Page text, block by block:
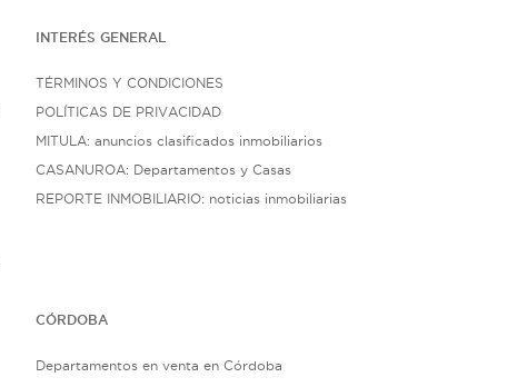
INTERÉS GENERAL
TÉRMINOS Y CONDICIONES
POLÍTICAS DE PRIVACIDAD
MITULA: anuncios clasificados inmobiliarios
CASANUROA: Departamentos y Casas
REPORTE INMOBILIARIO: noticias inmobiliarias
CÓRDOBA
Departamentos en venta en Córdoba